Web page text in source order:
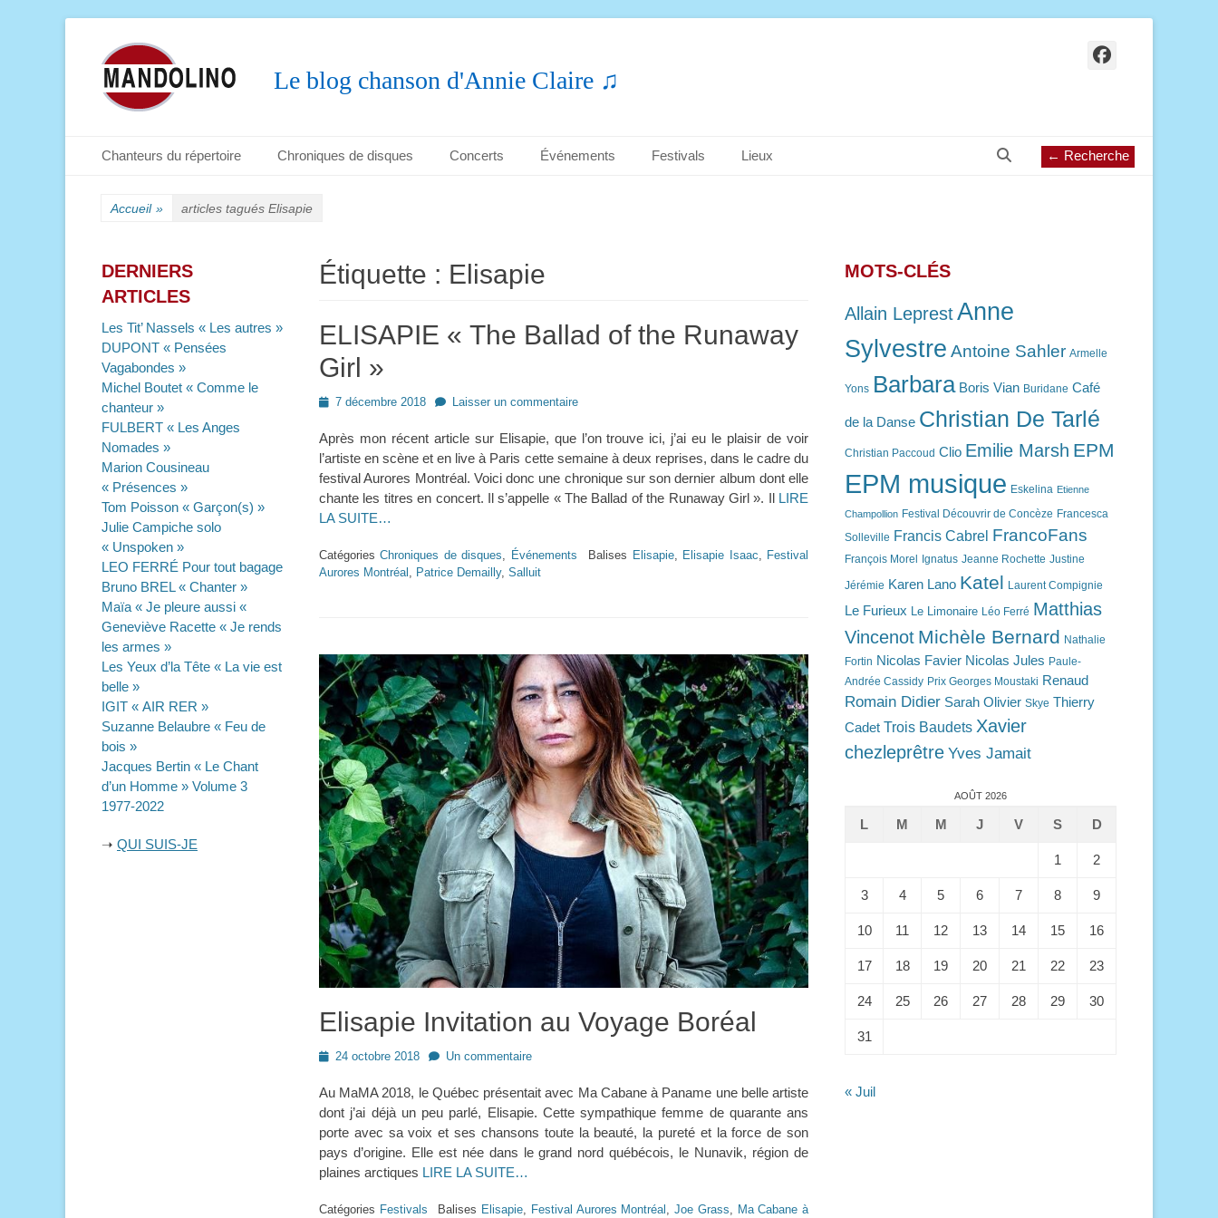
Le blog chanson d'Annie Claire ♫
Facebook
Menu principal
Chanteurs du répertoire Chroniques de disques Concerts Événements Festivals Lieux ← Recherche
Recherche
Accueil » articles tagués Elisapie
Étiquette : Elisapie
ELISAPIE « The Ballad of the Runaway
Girl »
Posted7 décembre 2018 Laisser un commentaire
Après mon récent article sur Elisapie, que l’on trouve ici, j’ai eu le plaisir de voir
l’artiste en scène et en live à Paris cette semaine à deux reprises, dans le cadre du
festival Aurores Montréal. Voici donc une chronique sur son dernier album dont elle
chante les titres en concert. Il s’appelle « The Ballad of the Runaway Girl ». Il LIRE
LA SUITE…
CatégoriesChroniques de disques, Événements Balises Elisapie, Elisapie Isaac, Festival
Aurores Montréal , Patrice Demailly, Salluit
Elisapie Invitation au Voyage Boréal
Posted24 octobre 2018 Un commentaire
Au MaMA 2018, le Québec présentait avec Ma Cabane à Paname une belle artiste
dont j’ai déjà un peu parlé, Elisapie. Cette sympathique femme de quarante ans
porte avec sa voix et ses chansons toute la beauté, la pureté et la force de son
pays d’origine. Elle est née dans le grand nord québécois, le Nunavik, région de
plaines arctiques LIRE LA SUITE…
Catégories Festivals Balises Elisapie, Festival Aurores Montréal ,Joe Grass, Ma Cabane à
MOTS-CLÉS
Allain LeprestAnne
Sylvestre Antoine Sahler Armelle
Yons Barbara Boris Vian Buridane Café
de la Danse Christian De Tarlé
Christian Paccoud Clio Emilie Marsh EPM
EPM musique Eskelina Etienne
Champollion Festival Découvrir de Concèze Francesca
Solleville Francis Cabrel FrancoFans
François Morel Ignatus Jeanne Rochette Justine
Jérémie Karen Lano Katel Laurent Compignie
Le Furieux Le Limonaire Léo Ferré Matthias
Vincenot Michèle Bernard Nathalie
Fortin Nicolas Favier Nicolas Jules Paule-
Andrée Cassidy Prix Georges Moustaki Renaud
Romain Didier Sarah Olivier Skye Thierry
Cadet Trois Baudets Xavier
chezleprêtre Yves Jamait
AOÛT 2026
L M M J V S D
1 2
3 4 5 6 7 8 9
10 11 12 13 14 15 16
17 18 19 20 21 22 23
24 25 26 27 28 29 30
31
« Juil
DERNIERS
ARTICLES
Les Tit’ Nassels « Les autres »
DUPONT « Pensées
Vagabondes »
Michel Boutet « Comme le
chanteur »
FULBERT « Les Anges
Nomades »
Marion Cousineau
« Présences »
Tom Poisson « Garçon(s) »
Julie Campiche solo
« Unspoken »
LEO FERRÉ Pour tout bagage
Bruno BREL « Chanter »
Maïa « Je pleure aussi «
Geneviève Racette « Je rends
les armes »
Les Yeux d’la Tête « La vie est
belle »
IGIT « AIR RER »
Suzanne Belaubre « Feu de
bois »
Jacques Bertin « Le Chant
d’un Homme » Volume 3
1977-2022
➝ QUI SUIS-JE